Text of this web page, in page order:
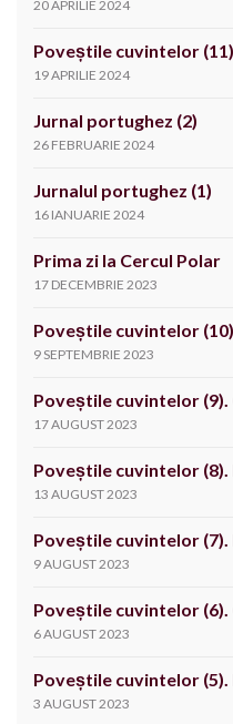
20 APRILIE 2024
Poveștile cuvintelor
19 APRILIE 2024
Jurnal portughez (2)
26 FEBRUARIE 2024
Jurnalul portughez (1)
16 IANUARIE 2024
Prima zi la Cercul Polar
17 DECEMBRIE 2023
Poveștile cuvintelor
9 SEPTEMBRIE 2023
Poveștile cuvintelor
17 AUGUST 2023
Poveștile cuvintelor
13 AUGUST 2023
Poveștile cuvintelor (7).
9 AUGUST 2023
Poveștile cuvintelor (6).
6 AUGUST 2023
Poveștile cuvintelor
3 AUGUST 2023